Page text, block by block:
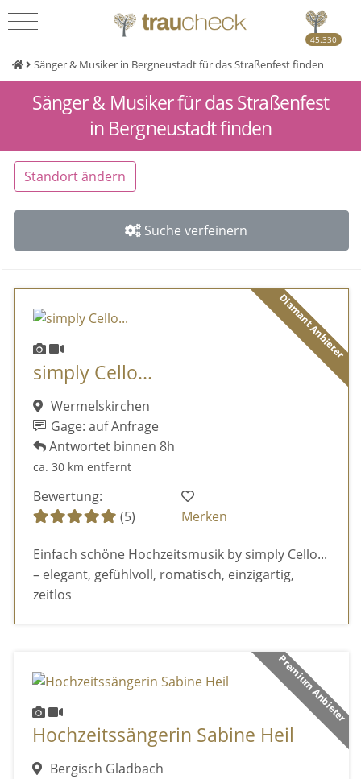
45.330
Sänger & Musiker in Bergneustadt für das Straßenfest finden
Sänger & Musiker für das Straßenfest
in Bergneustadt finden
Standort ändern
Suche verfeinern
Diamant Anbieter
simply Cello...
Wermelskirchen
Gage: auf Anfrage
Antwortet binnen 8h
ca. 30 km entfernt
Bewertung:
(5)
Merken
Einfach schöne Hochzeitsmusik by simply Cello...
– elegant, gefühlvoll, romatisch, einzigartig,
zeitlos
Premium Anbieter
Hochzeitssängerin Sabine Heil
Bergisch Gladbach